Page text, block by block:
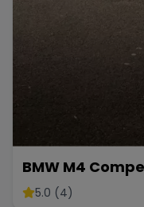
BMW M4
PS pure
5.0 (4)